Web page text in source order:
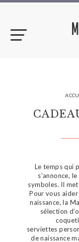
Aller
Le temps qui
s’annonce,
symboles. Il
Pour vous
naissance, la
sélection
serviettes
de naissance